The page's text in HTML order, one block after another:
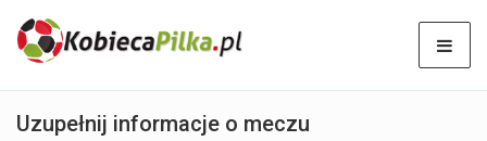
Uzupełnij informacje o meczu